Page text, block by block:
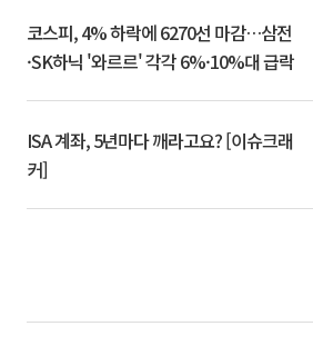
코스피, 4% 하락에 6270선 마감…삼전
·SK하닉 '와르르' 각각 6%·10%대 급락
ISA 계좌, 5년마다 깨라고요? [이슈크래
커]